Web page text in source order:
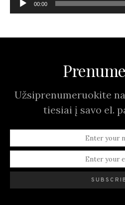
00:00
Užsiprenumeruokite
tiesiai į savo el.